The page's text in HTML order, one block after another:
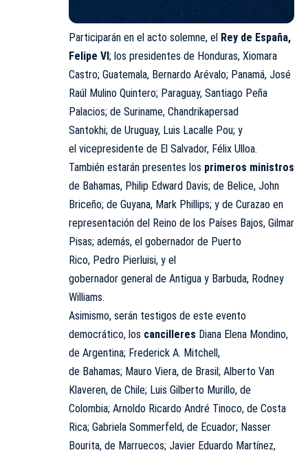
Participarán en el acto solemne, el Rey de España,
Felipe VI ; los presidentes de Honduras, Xiomara
Castro; Guatemala, Bernardo Arévalo; Panamá, José
Raúl Mulino Quintero; Paraguay, Santiago Peña
Palacios; de Suriname, Chandrikapersad
Santokhi; de Uruguay, Luis Lacalle Pou; y
el vicepresidente de El Salvador, Félix Ulloa.
También estarán presentes los primeros ministros
de Bahamas, Philip Edward Davis; de Belice, John
Briceño; de Guyana, Mark Phillips; y de Curazao en
representación del Reino de los Países Bajos, Gilmar
Pisas; además, el gobernador de Puerto
Rico, Pedro Pierluisi, y el
gobernador general de Antigua y Barbuda, Rodney
Williams.
Asimismo, serán testigos de este evento
democrático, los cancilleres Diana Elena Mondino,
de Argentina; Frederick A. Mitchell,
de Bahamas; Mauro Viera, de Brasil; Alberto Van
Klaveren, de Chile; Luis Gilberto Murillo, de
Colombia; Arnoldo Ricardo André Tinoco, de Costa
Rica; Gabriela Sommerfeld, de Ecuador; Nasser
Bourita, de Marruecos; Javier Eduardo Martínez,